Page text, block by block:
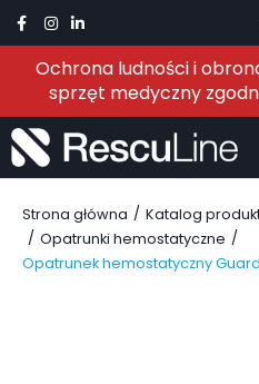
Ochrona ludności i
sprzęt medyczny
Strona główna / Katalog
/ Opatrunki hemostatyczne /
Opatrunek hemostatyczny